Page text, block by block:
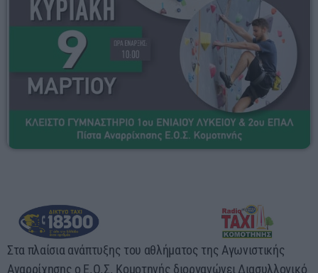
Στα πλαίσια ανάπτυξης του αθλήματος της Αγωνιστικής
Αναρρίχησης ο Ε.Ο.Σ. Κομοτηνής διοργανώνει Διασυλλογικό